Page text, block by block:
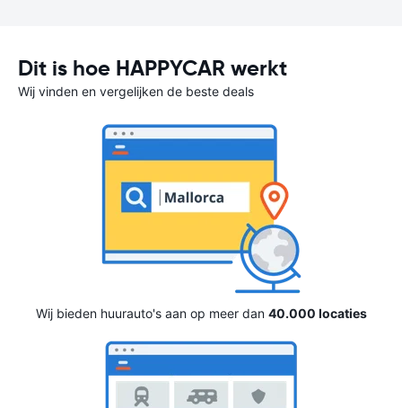
Dit is hoe HAPPYCAR werkt
Wij vinden en vergelijken de beste deals
Wij bieden huurauto's aan op meer dan 40.000 locaties